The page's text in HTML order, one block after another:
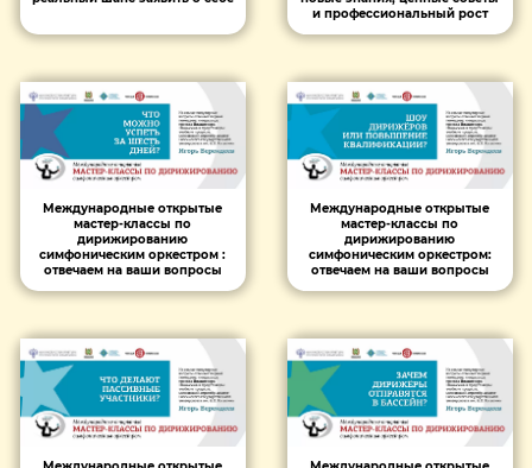
и профессиональный рост
Международные открытые
мастер-классы по
дирижированию
симфоническим оркестром :
отвечаем на ваши вопросы
Международные открытые
мастер-классы по
дирижированию
симфоническим оркестром:
отвечаем на ваши вопросы